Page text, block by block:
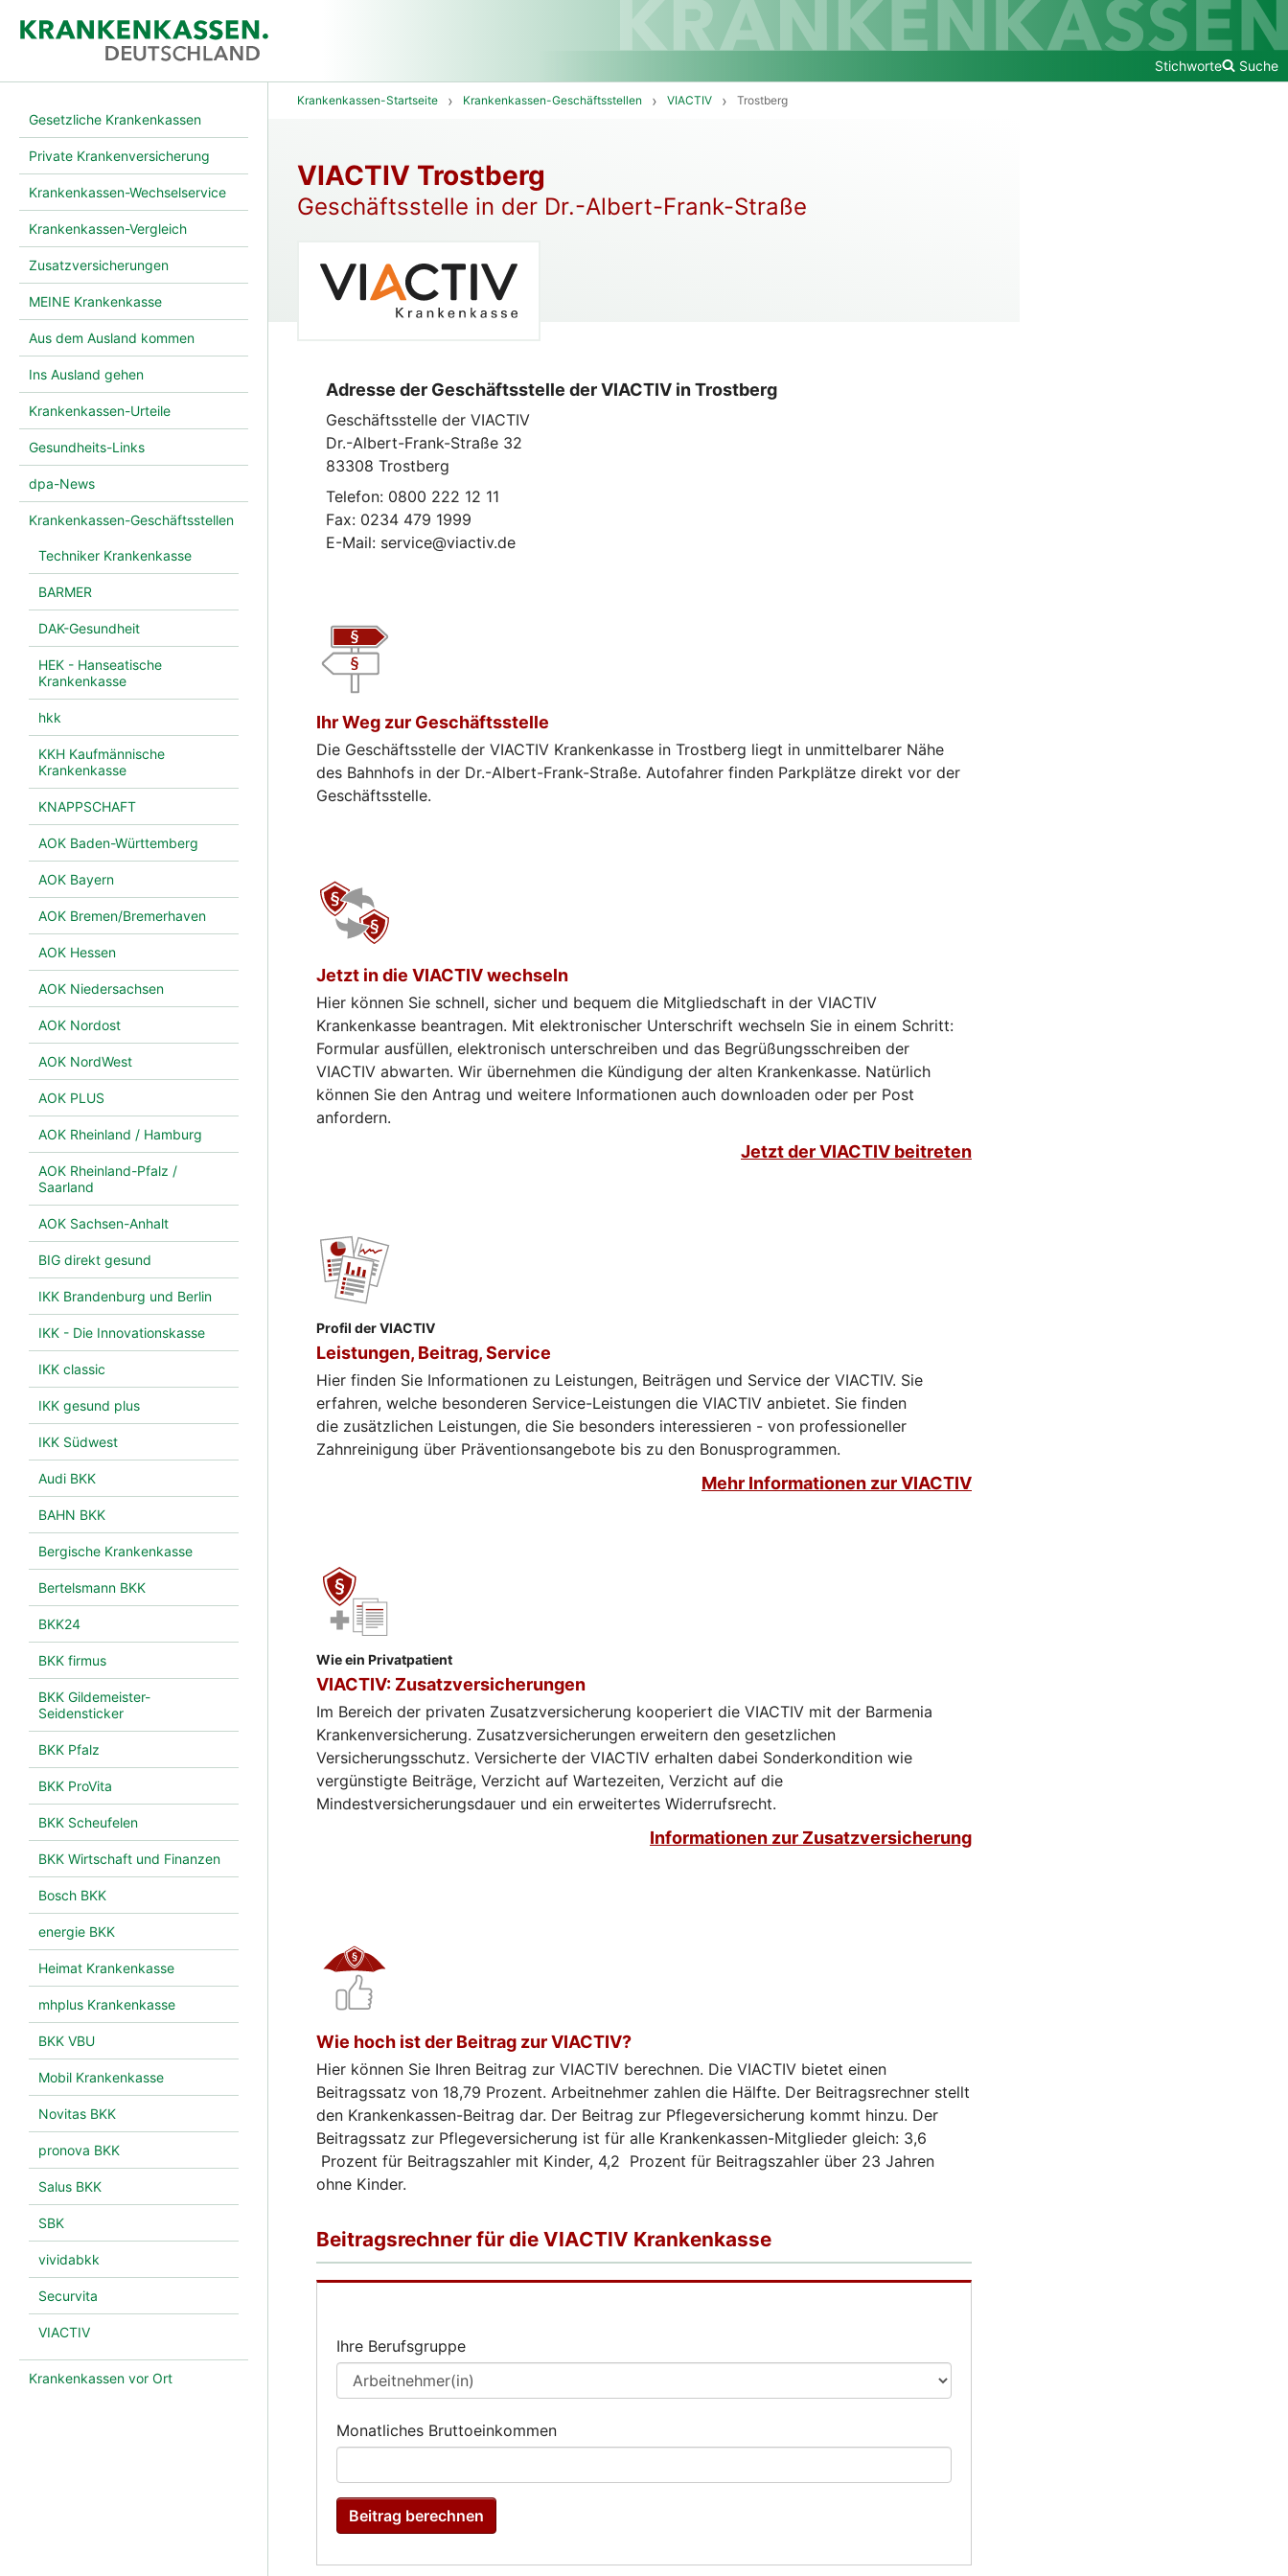
Stichworte Suche
Gesetzliche Krankenkassen
Private Krankenversicherung
Krankenkassen-Wechselservice
Krankenkassen-Vergleich
Zusatzversicherungen
MEINE Krankenkasse
Aus dem Ausland kommen
Ins Ausland gehen
Krankenkassen-Urteile
Gesundheits-Links
dpa-News
Krankenkassen-Geschäftsstellen
Techniker Krankenkasse
BARMER
DAK-Gesundheit
HEK - Hanseatische
Krankenkasse
hkk
KKH Kaufmännische
Krankenkasse
KNAPPSCHAFT
AOK Baden-Württemberg
AOK Bayern
AOK Bremen/Bremerhaven
AOK Hessen
AOK Niedersachsen
AOK Nordost
AOK NordWest
AOK PLUS
AOK Rheinland / Hamburg
AOK Rheinland-Pfalz /
Saarland
AOK Sachsen-Anhalt
BIG direkt gesund
IKK Brandenburg und Berlin
IKK - Die Innovationskasse
IKK classic
IKK gesund plus
IKK Südwest
Audi BKK
BAHN BKK
Bergische Krankenkasse
Bertelsmann BKK
BKK24
BKK firmus
BKK Gildemeister-
Seidensticker
BKK Pfalz
BKK ProVita
BKK Scheufelen
BKK Wirtschaft und Finanzen
Bosch BKK
energie BKK
Heimat Krankenkasse
mhplus Krankenkasse
BKK VBU
Mobil Krankenkasse
Novitas BKK
pronova BKK
Salus BKK
SBK
vividabkk
Securvita
VIACTIV
Krankenkassen vor Ort
Krankenkassen-Startseite Krankenkassen-Geschäftsstellen VIACTIV Trostberg
VIACTIV Trostberg
Geschäftsstelle in der Dr.-Albert-Frank-Straße
Adresse der Geschäftsstelle der VIACTIV in Trostberg
Geschäftsstelle der VIACTIV
Dr.-Albert-Frank-Straße 32
83308 Trostberg
Telefon: 0800 222 12 11
Fax: 0234 479 1999
E-Mail: service@viactiv.de
Ihr Weg zur Geschäftsstelle
Die Geschäftsstelle der VIACTIV Krankenkasse in Trostberg liegt in unmittelbarer Nähe
des Bahnhofs in der Dr.-Albert-Frank-Straße. Autofahrer finden Parkplätze direkt vor der
Geschäftsstelle.
Jetzt in die VIACTIV wechseln
Hier können Sie schnell, sicher und bequem die Mitgliedschaft in der VIACTIV
Krankenkasse beantragen. Mit elektronischer Unterschrift wechseln Sie in einem Schritt:
Formular ausfüllen, elektronisch unterschreiben und das Begrüßungsschreiben der
VIACTIV abwarten. Wir übernehmen die Kündigung der alten Krankenkasse. Natürlich
können Sie den Antrag und weitere Informationen auch downloaden oder per Post
anfordern.
Jetzt der VIACTIV beitreten
Profil der VIACTIV
Leistungen, Beitrag, Service
Hier finden Sie Informationen zu Leistungen, Beiträgen und Service der VIACTIV. Sie
erfahren, welche besonderen Service-Leistungen die VIACTIV anbietet. Sie finden
die zusätzlichen Leistungen, die Sie besonders interessieren - von professioneller
Zahnreinigung über Präventionsangebote bis zu den Bonusprogrammen.
Mehr Informationen zur VIACTIV
Wie ein Privatpatient
VIACTIV: Zusatzversicherungen
Im Bereich der privaten Zusatzversicherung kooperiert die VIACTIV mit der Barmenia
Krankenversicherung. Zusatzversicherungen erweitern den gesetzlichen
Versicherungsschutz. Versicherte der VIACTIV erhalten dabei Sonderkondition wie
vergünstigte Beiträge, Verzicht auf Wartezeiten, Verzicht auf die
Mindestversicherungsdauer und ein erweitertes Widerrufsrecht.
Informationen zur Zusatzversicherung
Wie hoch ist der Beitrag zur VIACTIV?
Hier können Sie Ihren Beitrag zur VIACTIV berechnen. Die VIACTIV bietet einen
Beitragssatz von 18,79 Prozent. Arbeitnehmer zahlen die Hälfte. Der Beitragsrechner stellt
den Krankenkassen-Beitrag dar. Der Beitrag zur Pflegeversicherung kommt hinzu. Der
Beitragssatz zur Pflegeversicherung ist für alle Krankenkassen-Mitglieder gleich: 3,6
Prozent für Beitragszahler mit Kinder, 4,2 Prozent für Beitragszahler über 23 Jahren
ohne Kinder.